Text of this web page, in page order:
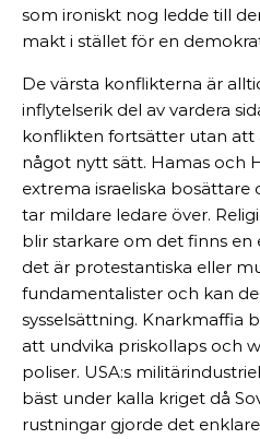
som ironiskt nog ledde till
makt i stället för en
De värsta konflikterna är
inflytelserik del av vardera
konflikten fortsätter utan att
något nytt sätt. Hamas och
extrema israeliska bosättare
tar mildare ledare över.
blir starkare om det finns en
det är protestantiska eller
fundamentalister och kan
sysselsättning. Knarkmaffia
att undvika priskollaps och
poliser. USA:s
bäst under kalla kriget då
rustningar gjorde det